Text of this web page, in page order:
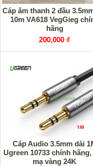
Cáp âm thanh 2 đầu
10m VA618 VegGieg
hãng
200,000 ₫
Cáp Audio 3.5mm dài
Ugreen 10733 chính hãng,
mạ vàng 24K